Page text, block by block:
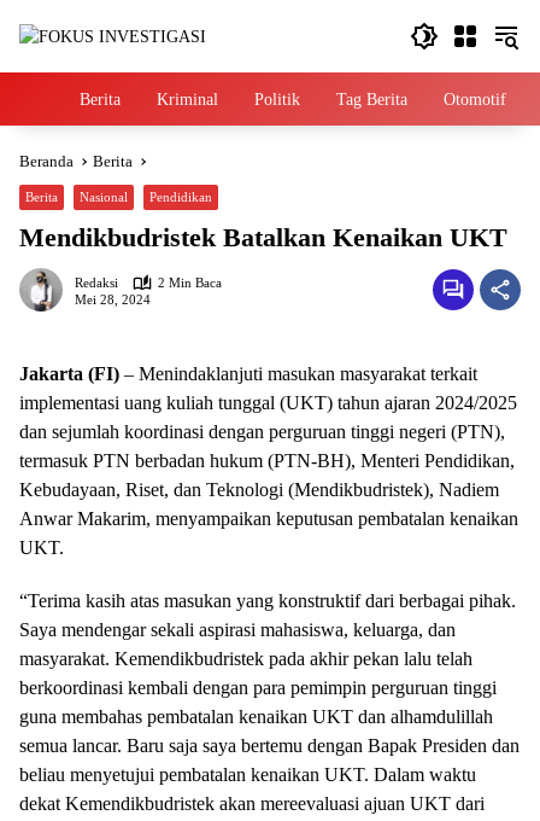
HomeBerita Kriminal Politik Tag Berita Otomotif
Beranda Berita
Berita Nasional Pendidikan
Mendikbudristek Batalkan Kenaikan UKT
Redaksi
2 Min Baca
Mei 28, 2024
Jakarta (FI) – Menindaklanjuti masukan masyarakat terkait
implementasi uang kuliah tunggal (UKT) tahun ajaran 2024/2025
dan sejumlah koordinasi dengan perguruan tinggi negeri (PTN),
termasuk PTN berbadan hukum (PTN-BH), Menteri Pendidikan,
Kebudayaan, Riset, dan Teknologi (Mendikbudristek), Nadiem
Anwar Makarim, menyampaikan keputusan pembatalan kenaikan
UKT.
“Terima kasih atas masukan yang konstruktif dari berbagai pihak.
Saya mendengar sekali aspirasi mahasiswa, keluarga, dan
masyarakat. Kemendikbudristek pada akhir pekan lalu telah
berkoordinasi kembali dengan para pemimpin perguruan tinggi
guna membahas pembatalan kenaikan UKT dan alhamdulillah
semua lancar. Baru saja saya bertemu dengan Bapak Presiden dan
beliau menyetujui pembatalan kenaikan UKT. Dalam waktu
dekat Kemendikbudristek akan mereevaluasi ajuan UKT dari